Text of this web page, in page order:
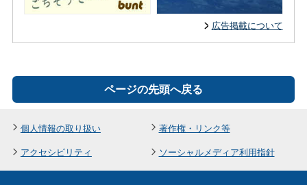
広告掲載について
ページの先頭へ戻る
個人情報の取り扱い
著作権・リンク等
アクセシビリティ
ソーシャルメディア利用指針